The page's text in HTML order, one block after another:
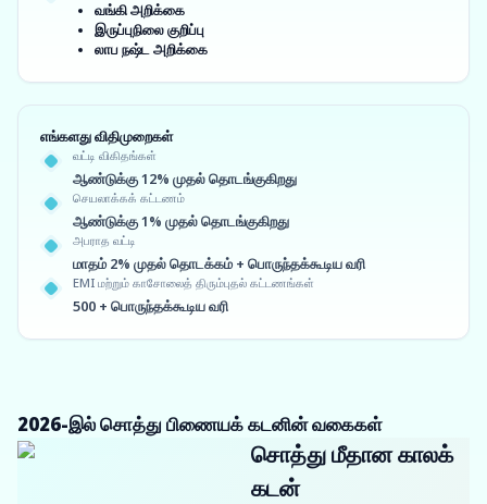
வங்கி அறிக்கை
இருப்புநிலை குறிப்பு
லாப நஷ்ட அறிக்கை
எங்களது விதிமுறைகள்
வட்டி விகிதங்கள்
ஆண்டுக்கு 12% முதல் தொடங்குகிறது
செயலாக்கக் கட்டணம்
ஆண்டுக்கு 1% முதல் தொடங்குகிறது
அபராத வட்டி
மாதம் 2% முதல் தொடக்கம் + பொருந்தக்கூடிய வரி
EMI மற்றும் காசோலைத் திரும்புதல் கட்டணங்கள்
500 + பொருந்தக்கூடிய வரி
2026-இல் சொத்து பிணையக் கடனின் வகைகள்
சொத்து மீதான காலக்
கடன்